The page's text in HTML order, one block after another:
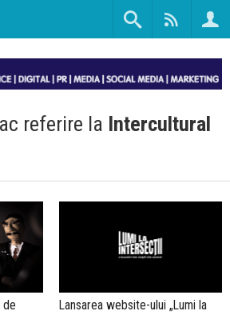
referire la Intercultural
de
Lansarea website-ului „Lumi la